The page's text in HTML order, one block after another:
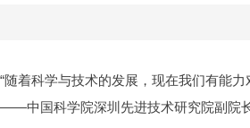
“随着科学与技术的发展，现在我们有能
——中国科学院深圳先进技术研究院副院